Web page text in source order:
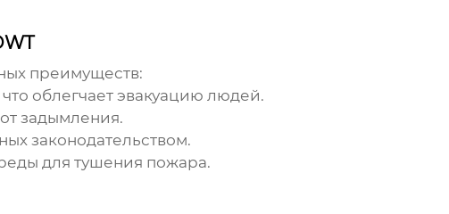
преимуществ:
облегчает эвакуацию людей.
задымления.
законодательством.
для тушения пожара.